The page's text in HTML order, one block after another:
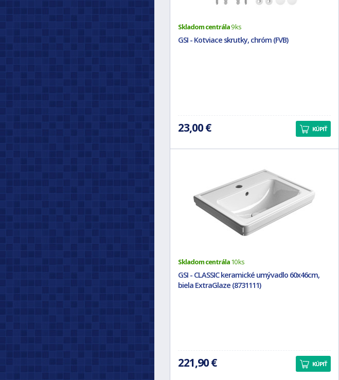
Skladom centrála9 ks
GSI - Kotviace skrutky, chróm (FVB)
23,00 € KÚPIŤ
Skladom centrála10 ks
GSI - CLASSIC keramické umývadlo 60x46cm,
biela ExtraGlaze (8731111)
221,90 € KÚPIŤ